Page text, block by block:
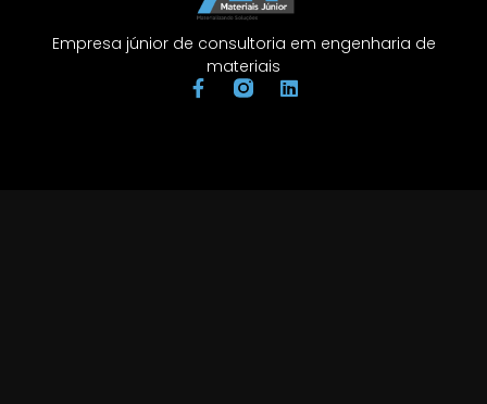
Empresa júnior de consultoria em engenharia de
materiais